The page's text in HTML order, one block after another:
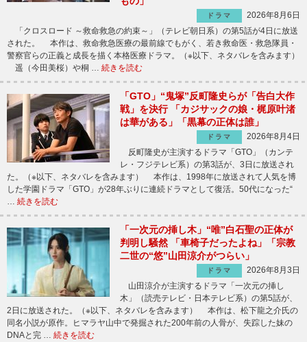
ドラマ
2026年8月6日
「クロスロード ～救命救急の約束～」（テレビ朝日系）の第5話が4日に放送
された。 本作は、救命救急医療の最前線でもがく、若き救命医・救急隊員・
警察官らの正義と成長を描く本格医療ドラマ。（※以下、ネタバレを含みます）
遥（今田美桜）や桐 … 続きを読む
「GTO」“鬼塚”反町隆史らが「告白大作
戦」を決行 「カジサックの娘・梶原叶渚
は華がある」「黒幕の正体は誰」
ドラマ
2026年8月4日
反町隆史が主演するドラマ「GTO」（カンテ
レ・フジテレビ系）の第3話が、3日に放送され
た。（※以下、ネタバレを含みます） 本作は、1998年に放送されて人気を博
した学園ドラマ「GTO」が28年ぶりに連続ドラマとして復活。50代になった“
続きを読む
「一次元の挿し木」“唯”白石聖の正体が
判明し騒然 「車椅子だったよね」「宗教
二世の“悠”山田涼介がつらい」
ドラマ
2026年8月3日
山田涼介が主演するドラマ「一次元の挿し
木」（読売テレビ・日本テレビ系）の第5話が、
2日に放送された。（※以下、ネタバレを含みます） 本作は、松下龍之介氏の
同名小説が原作。ヒマラヤ山中で発掘された200年前の人骨が、失踪した妹の
DNAと完 … 続きを読む